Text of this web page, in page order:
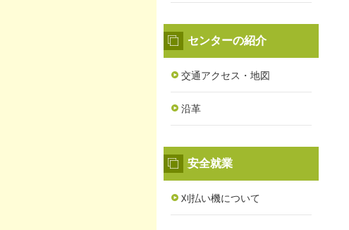
センターの紹介
交通アクセス・地図
沿革
安全就業
刈払い機について